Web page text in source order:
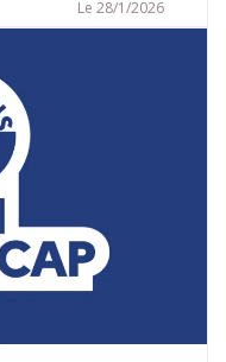
partagé, le
été lancé en
l’Autonomie et
en profondeur le
Le 28/1/2026